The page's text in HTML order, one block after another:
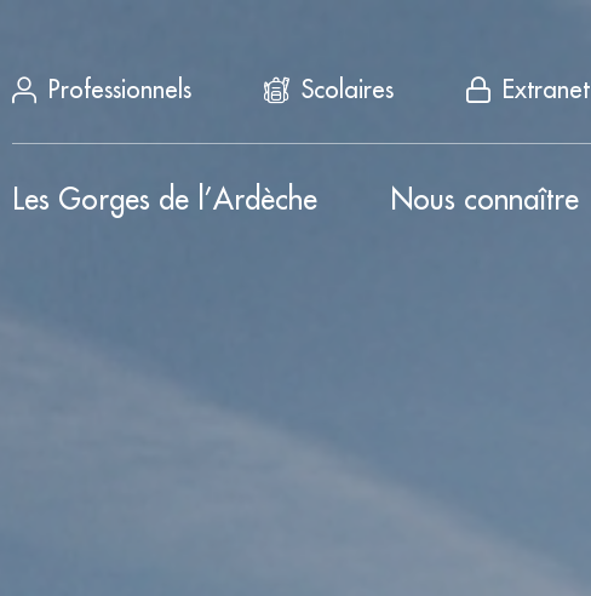
Professionnels Scolaires Extranet
Les Gorges de l’Ardèche Nous connaître